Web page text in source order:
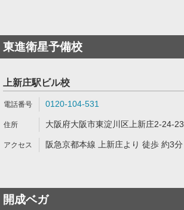
東進衛星予備校
上新庄駅ビル校
0120-104-531
大阪府大阪市東淀川区上新庄2-24-23
阪急京都本線 上新庄より 徒歩 約3分
開成ベガ